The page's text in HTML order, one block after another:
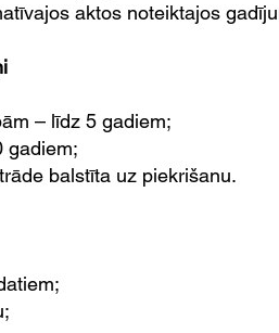
aktos noteiktajos
– līdz 5 gadiem;
gadiem;
balstīta uz piekrišanu.